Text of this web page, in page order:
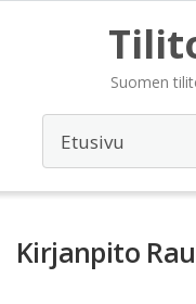
Suomen
Kirjanpito